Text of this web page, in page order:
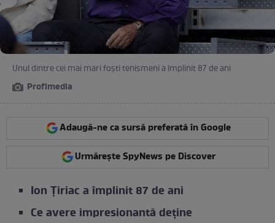
Unul dintre cei mai mari foști tenismeni a împlinit 87 de ani
Profimedia
Adaugă-ne ca sursă preferată în Google
Urmărește SpyNews pe Discover
Ion Ţiriac a împlinit 87 de ani
Ce avere impresionantă deține